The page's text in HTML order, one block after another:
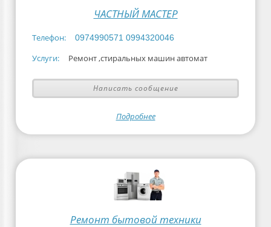
ЧАСТНЫЙ МАСТЕР
Телефон: 0974990571 0994320046
Услуги: Ремонт ,стиральных машин автомат
Написать сообщение
Подробнее
Ремонт бытовой техники